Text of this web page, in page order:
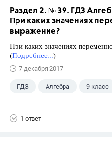
Раздел 2. № 39. ГДЗ
При каких значениях
выражение?
При каких значениях
(Подробнее...)
7 декабря 2017
ГДЗ Алгебра 9 класс
1 ответ